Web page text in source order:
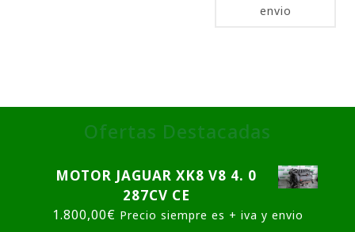
envio
Ofertas Destacadas
MOTOR JAGUAR XK8 V8 4. 0
287CV CE
1.800,00€ Precio siempre es + iva y envio